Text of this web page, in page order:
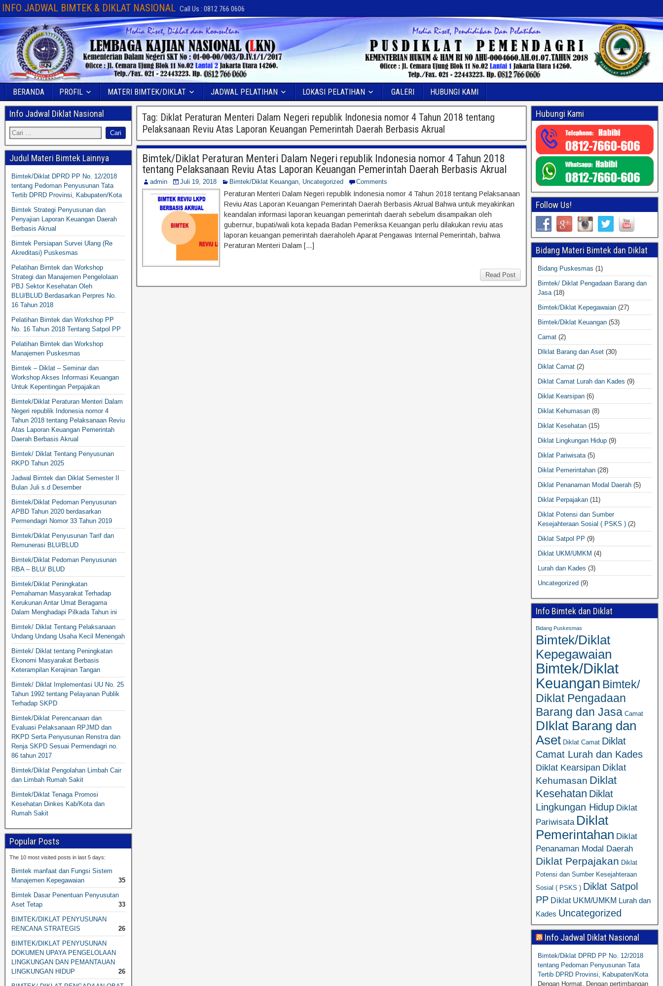
INFO JADWAL BIMTEK & DIKLAT NASIONAL Call Us : 0812 766 0606
BERANDA PROFIL MATERI BIMTEK/DIKLAT JADWAL PELATIHAN LOKASI PELATIHAN GALERI HUBUNGI KAMI
Tag: Diklat Peraturan Menteri Dalam Negeri republik Indonesia nomor 4 Tahun 2018 tentang
Pelaksanaan Reviu Atas Laporan Keuangan Pemerintah Daerah Berbasis Akrual
Bimtek/Diklat Peraturan Menteri Dalam Negeri republik Indonesia nomor 4 Tahun 2018
tentang Pelaksanaan Reviu Atas Laporan Keuangan Pemerintah Daerah Berbasis Akrual
admin Juli 19, 2018 Bimtek/Diklat Keuangan, Uncategorized Comments
Peraturan Menteri Dalam Negeri republik Indonesia nomor 4 Tahun 2018 tentang Pelaksanaan
Reviu Atas Laporan Keuangan Pemerintah Daerah Berbasis Akrual Bahwa untuk meyakinkan
keandalan informasi laporan keuangan pemerintah daerah sebelum disampaikan oleh
gubernur, bupati/wali kota kepada Badan Pemeriksa Keuangan perlu dilakukan reviu atas
laporan keuangan pemerintah daeraholeh Aparat Pengawas Internal Pemerintah, bahwa
Peraturan Menteri Dalam […]
Read Post
Info Jadwal Diklat Nasional
Judul Materi Bimtek Lainnya
Bimtek/Diklat DPRD PP No. 12/2018
tentang Pedoman Penyusunan Tata
Tertib DPRD Provinsi, Kabupaten/Kota
Bimtek Strategi Penyusunan dan
Penyajian Laporan Keuangan Daerah
Berbasis Akrual
Bimtek Persiapan Survei Ulang (Re
Akreditasi) Puskesmas
Pelatihan Bimtek dan Workshop
Strategi dan Manajemen Pengelolaan
PBJ Sektor Kesehatan Oleh
BLU/BLUD Berdasarkan Perpres No.
16 Tahun 2018
Pelatihan Bimtek dan Workshop PP
No. 16 Tahun 2018 Tentang Satpol PP
Pelatihan Bimtek dan Workshop
Manajemen Puskesmas
Bimtek – Diklat – Seminar dan
Workshop Akses Informasi Keuangan
Untuk Kepentingan Perpajakan
Bimtek/Diklat Peraturan Menteri Dalam
Negeri republik Indonesia nomor 4
Tahun 2018 tentang Pelaksanaan Reviu
Atas Laporan Keuangan Pemerintah
Daerah Berbasis Akrual
Bimtek/ Diklat Tentang Penyusunan
RKPD Tahun 2025
Jadwal Bimtek dan Diklat Semester II
Bulan Juli s.d Desember
Bimtek/Diklat Pedoman Penyusunan
APBD Tahun 2020 berdasarkan
Permendagri Nomor 33 Tahun 2019
Bimtek/Diklat Penyusunan Tarif dan
Remunerasi BLU/BLUD
Bimtek/Diklat Pedoman Penyusunan
RBA – BLU/ BLUD
Bimtek/Diklat Peningkatan
Pemahaman Masyarakat Terhadap
Kerukunan Antar Umat Beragama
Dalam Menghadapi Pilkada Tahun ini
Bimtek/ Diklat Tentang Pelaksanaan
Undang Undang Usaha Kecil Menengah
Bimtek/ Diklat tentang Peningkatan
Ekonomi Masyarakat Berbasis
Keterampilan Kerajinan Tangan
Bimtek/ Diklat Implementasi UU No. 25
Tahun 1992 tentang Pelayanan Publik
Terhadap SKPD
Bimtek/Diklat Perencanaan dan
Evaluasi Pelaksanaan RPJMD dan
RKPD Serta Penyusunan Renstra dan
Renja SKPD Sesuai Permendagri no.
86 tahun 2017
Bimtek/Diklat Pengolahan Limbah Cair
dan Limbah Rumah Sakit
Bimtek/Diklat Tenaga Promosi
Kesehatan Dinkes Kab/Kota dan
Rumah Sakit
Popular Posts
The 10 most visited posts in last 5 days:
Bimtek manfaat dan Fungsi Sistem
Manajemen Kepegawaian
35
Bimtek Dasar Penentuan Penyusutan
Aset Tetap
33
BIMTEK/DIKLAT PENYUSUNAN
RENCANA STRATEGIS
26
BIMTEK/DIKLAT PENYUSUNAN
DOKUMEN UPAYA PENGELOLAAN
LINGKUNGAN DAN PEMANTAUAN
LINGKUNGAN HIDUP
26
Hubungi Kami
Follow Us!
Bidang Materi Bimtek dan Diklat
Bidang Puskesmas (1)
Bimtek/ Diklat Pengadaan Barang dan
Jasa (18)
Bimtek/Diklat Kepegawaian (27)
Bimtek/Diklat Keuangan (53)
Camat (2)
DIklat Barang dan Aset (30)
Diklat Camat (2)
Diklat Camat Lurah dan Kades (9)
Diklat Kearsipan (6)
Diklat Kehumasan (8)
Diklat Kesehatan (15)
Diklat Lingkungan Hidup (9)
Diklat Pariwisata (5)
Diklat Pemerintahan (28)
Diklat Penanaman Modal Daerah (5)
Diklat Perpajakan (11)
Diklat Potensi dan Sumber
Kesejahteraan Sosial ( PSKS ) (2)
Diklat Satpol PP (9)
Diklat UKM/UMKM (4)
Lurah dan Kades (3)
Uncategorized (9)
Info Bimtek dan Diklat
Bidang Puskesmas
Bimtek/Diklat
Kepegawaian
Bimtek/Diklat
Keuangan Bimtek/
Diklat Pengadaan
Barang dan Jasa Camat
DIklat Barang dan
Aset Diklat Camat Diklat
Camat Lurah dan Kades
Diklat Kearsipan Diklat
Kehumasan Diklat
Kesehatan Diklat
Lingkungan Hidup Diklat
Pariwisata Diklat
Pemerintahan Diklat
Penanaman Modal Daerah
Diklat Perpajakan Diklat
Potensi dan Sumber Kesejahteraan
Sosial ( PSKS ) Diklat Satpol
PP Diklat UKM/UMKM Lurah dan
Kades Uncategorized
Info Jadwal Diklat Nasional
Bimtek/Diklat DPRD PP No. 12/2018
tentang Pedoman Penyusunan Tata
Tertib DPRD Provinsi, Kabupaten/Kota
Dengan Hormat, Dengan pertimbangan